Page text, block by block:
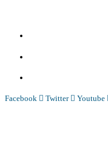
Facebook Twitter Youtube